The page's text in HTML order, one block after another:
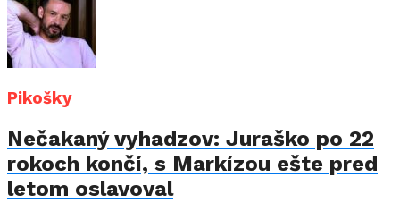
Pikošky
Nečakaný vyhadzov: Juraško po 22
rokoch končí, s Markízou ešte pred
letom oslavoval